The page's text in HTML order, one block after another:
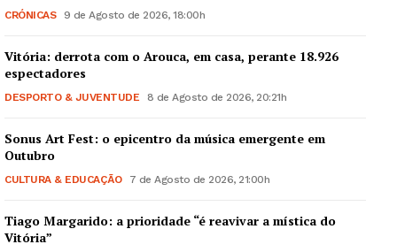
CRÓNICAS 9 de Agosto de 2026, 18:00h
Vitória: derrota com o Arouca, em casa, perante 18.926
espectadores
DESPORTO & JUVENTUDE 8 de Agosto de 2026, 20:21h
Sonus Art Fest: o epicentro da música emergente em
Outubro
CULTURA & EDUCAÇÃO 7 de Agosto de 2026, 21:00h
Tiago Margarido: a prioridade “é reavivar a mística do
Vitória”